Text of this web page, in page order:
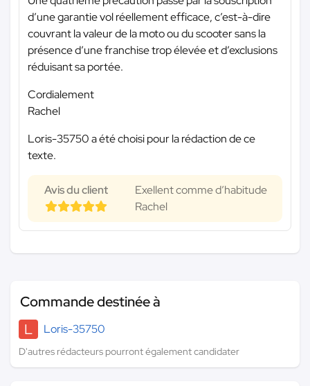
d’une garantie vol réellement efficace, c’est-à-dire
couvrant la valeur de la moto ou du scooter sans la
présence d’une franchise trop élevée et d’exclusions
réduisant sa portée.
Cordialement
Rachel
Loris-35750 a été choisi pour la rédaction de ce
texte.
Avis du client
Exellent comme d’habitude
Rachel
Commande destinée à
L
Loris-35750
D'autres rédacteurs pourront également candidater